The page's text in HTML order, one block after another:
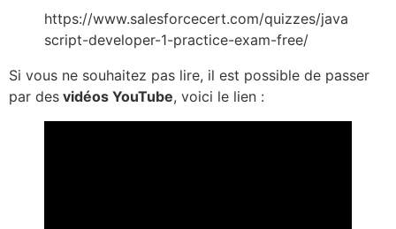
https://www.salesforcecert.com/quizzes/java
script-developer-1-practice-exam-free/
Si vous ne souhaitez pas lire, il est possible de passer
par des vidéos YouTube, voici le lien :